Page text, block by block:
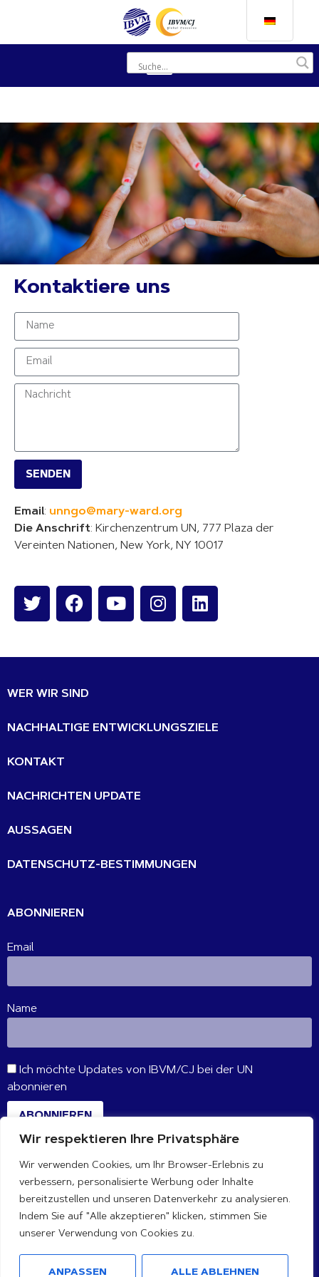
Wir respektieren Ihre Privatsphäre
Wir verwenden Cookies, um Ihr Browser-Erlebnis zu
verbessern, personalisierte Werbung oder Inhalte
bereitzustellen und unseren Datenverkehr zu analysieren.
Indem Sie auf "Alle akzeptieren" klicken, stimmen Sie
unserer Verwendung von Cookies zu.
ANPASSEN ALLE ABLEHNEN
Kontaktiere uns
SENDEN
Email: unngo@mary-ward.org
Die Anschrift: Kirchenzentrum UN, 777 Plaza der
Vereinten Nationen, New York, NY 10017
WER WIR SIND
NACHHALTIGE ENTWICKLUNGSZIELE
KONTAKT
NACHRICHTEN UPDATE
AUSSAGEN
DATENSCHUTZ-BESTIMMUNGEN
ABONNIEREN
Email
Name
Ich möchte Updates von IBVM/CJ bei der UN
abonnieren
ABONNIEREN
VERBINDE DICH MIT UNS